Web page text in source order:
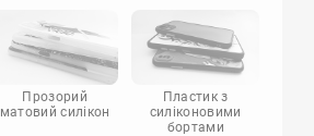
Прозорий
матовий силікон
Пластик з
силіконовими
бортами